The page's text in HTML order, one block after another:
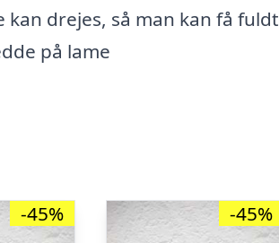
drejes, så man kan få fuldt
på lame
-45% -45%